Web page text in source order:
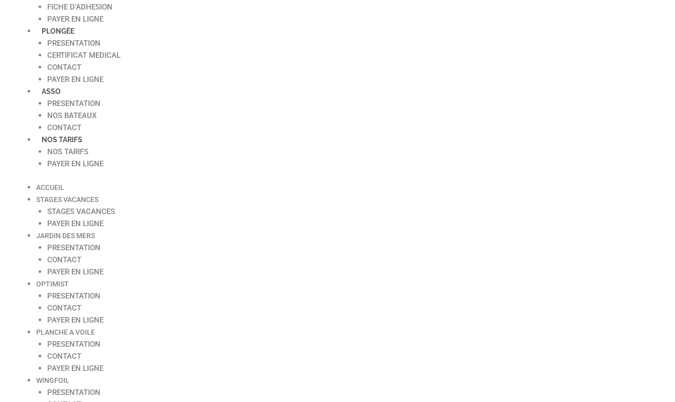
FICHE D’ADHESION
PAYER EN LIGNE
PLONGÉE
PRESENTATION
CERTIFICAT MEDICAL
CONTACT
PAYER EN LIGNE
ASSO
PRESENTATION
NOS BATEAUX
CONTACT
NOS TARIFS
NOS TARIFS
PAYER EN LIGNE
ACCUEIL
STAGES VACANCES
STAGES VACANCES
PAYER EN LIGNE
JARDIN DES MERS
PRESENTATION
CONTACT
PAYER EN LIGNE
OPTIMIST
PRESENTATION
CONTACT
PAYER EN LIGNE
PLANCHE A VOILE
PRESENTATION
CONTACT
PAYER EN LIGNE
WINGFOIL
PRESENTATION